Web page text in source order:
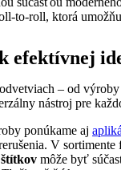
to-roll, ktorá
efektívnej
– od
nástroj pre
ponúkame aj
V
môže byť